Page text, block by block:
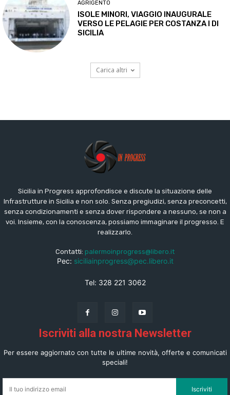
AGRIGENTO
ISOLE MINORI, VIAGGIO INAUGURALE
VERSO LE PELAGIE PER COSTANZA I DI
SICILIA
Carica altri
Sicilia in Progress approfondisce e discute la situazione delle
Infrastrutture in Sicilia e non solo. Senza pregiudizi, senza preconcetti,
senza condizionamenti e senza dover rispondere a nessuno, se non a
voi. Insieme, con la conoscenza, possiamo immaginare il progresso. E
realizzarlo.
Contatti: palermoinprogress@libero.it
Pec: siciliainprogress@pec.libero.it
Tel: 328 221 3062
Iscriviti alla nostra Newsletter
Per essere aggiornato con tutte le ultime novità, offerte e comunicati
speciali!
Iscriviti